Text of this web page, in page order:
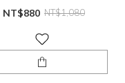
NT$880 NT$1,080